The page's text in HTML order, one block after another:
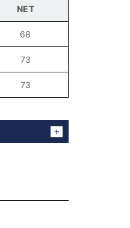
NET
68
73
73